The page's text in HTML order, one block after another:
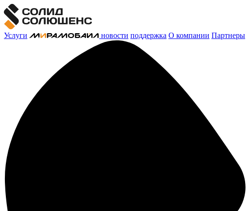
Услуги новости поддержка О компании Партнеры